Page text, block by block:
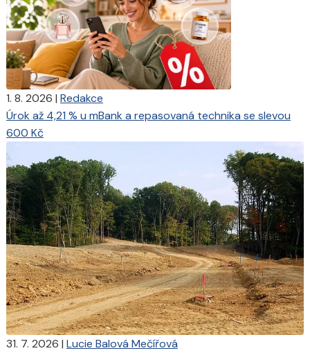
1. 8. 2026 | Redakce
Úrok až 4,21 % u mBank a repasovaná technika se slevou
600 Kč
31. 7. 2026 | Lucie Balová Mečířová